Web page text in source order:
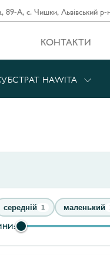
89-А, с. Чишки, Львівський р-
КОНТАКТИ
HAWITA
середній 1 маленький